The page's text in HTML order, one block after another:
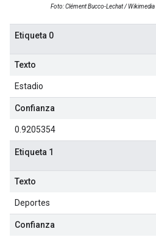
Foto: Clément Bucco-Lechat /
Etiqueta 0
Texto
Estadio
Confianza
0.9205354
Etiqueta 1
Texto
Deportes
Confianza